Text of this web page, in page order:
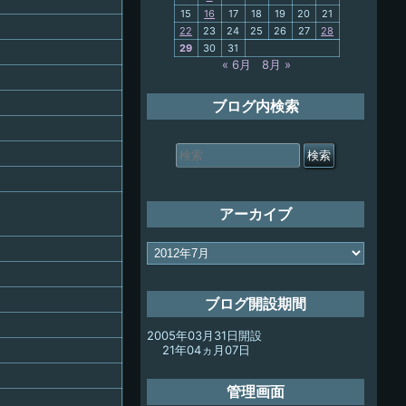
My-PC
15
16 17 18 19 20
21
22
23 24 25 26 27
28
29
30 31
« 6月 8月 »
ブログ内検索
索
対
アーカイブ
ア
ー
ブ
ブログ開設期間
2005年03月31日開設
21年04ヵ月07日
管理画面